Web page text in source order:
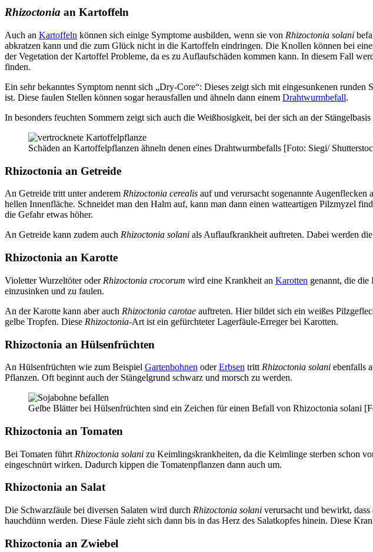
Rhizoctonia an Kartoffeln
Auch an Kartoffeln können sich einige Symptome ausbilden, wenn sie von Rhizoctonia solani
abkratzen kann und die zum Glück nicht in die Kartoffeln eindringen. Die Knollen können bei
der Vegetation der Kartoffel Probleme, da es zu Auflaufschäden kommen kann. In diesem Fall
finden.
Ein sehr bekanntes Symptom nennt sich „Dry-Core“: Dieses zeigt sich mit eingesunkenen
ist. Diese faulen Stellen können sogar herausfallen und ähneln dann einem Drahtwurmbefall.
In besonders feuchten Sommern zeigt sich auch die Weißhosigkeit, bei der sich an der
Schäden an Kartoffelpflanzen ähneln denen eines Drahtwurmbefalls [Foto: Siegi/
Rhizoctonia an Getreide
An Getreide tritt unter anderem Rhizoctonia cerealis auf und verursacht sogenannte
hellen Innenfläche. Schneidet man den Halm auf, kann man dann einen watteartigen Pilzmyzel
die Gefahr etwas höher.
An Getreide kann zudem auch Rhizoctonia solani als Auflaufkrankheit auftreten. Dabei werden
Rhizoctonia an Karotte
Violetter Wurzeltöter oder Rhizoctonia crocorum wird eine Krankheit an Karotten genannt, die die
einzusinken und zu faulen.
An der Karotte kann aber auch Rhizoctonia carotae auftreten. Hier bildet sich ein weißes
gelbe Tropfen. Diese Rhizoctonia-Art ist ein gefürchteter Lagerfäule-Erreger bei Karotten.
Rhizoctonia an Hülsenfrüchten
An Hülsenfrüchten wie zum Beispiel Gartenbohnen oderErbsen tritt Rhizoctonia solani ebenfalls
Pflanzen. Oft beginnt auch der Stängelgrund schwarz und morsch zu werden.
Gelbe Blätter bei Hülsenfrüchten sind ein Zeichen für einen Befall von Rhizoctonia solani
Rhizoctonia an Tomaten
Bei Tomaten führt Rhizoctonia solani zu Keimlingskrankheiten, da die Keimlinge sterben schon
eingeschnürt wirken. Dadurch kippen die Tomatenpflanzen dann auch um.
Rhizoctonia an Salat
Die Schwarzfäule bei diversen Salaten wird durch Rhizoctonia solani verursacht und bewirkt,
hauchdünn werden. Diese Fäule zieht sich dann bis in das Herz des Salatkopfes hinein. Diese
Rhizoctonia an Zwiebel